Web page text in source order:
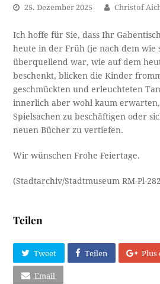
25. Dezember 2025 Christof
Ich hoffe für Sie, dass Ihr
heute in der Früh (je nach dem wie
überquellend war, wie auf dem
beschenkt, blicken die Kinder
geschmückten und erleuchteten
innerlich aber wohl kaum
Spielsachen zu beschäftigen oder
neuen Bücher zu vertiefen.
Wir wünschen Frohe Feiertage.
(Stadtarchiv/Stadtmuseum RM-Pl-
Teilen
Tweet Teilen Plus
Email